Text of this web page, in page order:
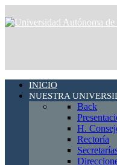
INICIO
NUESTRA
Back
H.
Rectoría